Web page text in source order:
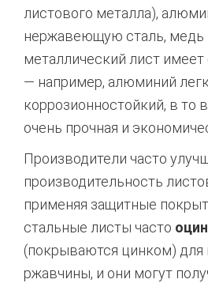
листового металла),
нержавеющую сталь, медь
металлический лист
— например, алюминий
коррозионностойкий, в то
очень прочная и
Производители часто
производительность
применяя защитные
стальные листы часто
(покрываются цинком) для
ржавчины, и они могут